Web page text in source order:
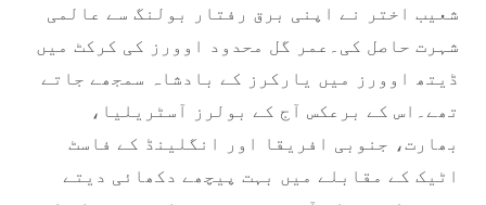
شعیب اختر نے اپنی برق رفتار بولنگ سے عالمی
شہرت حاصل کی۔عمر گل محدود اوورز کی کرکٹ میں
ڈیتھ اوورز میں یارکرز کے بادشاہ سمجھے جاتے
تھے۔اس کے برعکس آج کے بولرز آسٹریلیا،
بھارت، جنوبی افریقا اور انگلینڈ کے فاسٹ
اٹیک کے مقابلے میں بہت پیچھے دکھائی دیتے